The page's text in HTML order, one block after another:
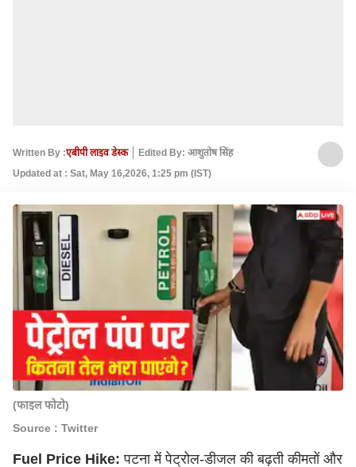
Written By :एबीपी लाइव डेस्क
Edited By: आशुतोष सिंह
Updated at : Sat, May 16,2026, 1:25 pm (IST)
(फाइल फोटो)
Source : Twitter
Fuel Price Hike: पटना में पेट्रोल-डीजल की बढ़ती कीमतों और